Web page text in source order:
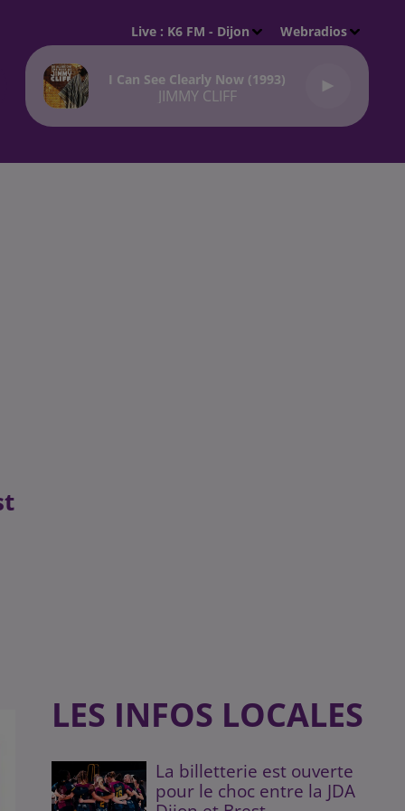
Live : K6 FM - Dijon Webradios
I Can See Clearly Now (1993)
JIMMY CLIFF
LES INFOS LOCALES
La billetterie est ouverte
pour le choc entre la JDA